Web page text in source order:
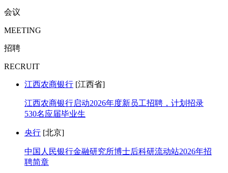
会议
MEETING
招聘
RECRUIT
江西农商银行 [江西省]
江西农商银行启动2026年度新员工招聘，计划招录
530名应届毕业生
央行 [北京]
中国人民银行金融研究所博士后科研流动站2026年招
聘简章